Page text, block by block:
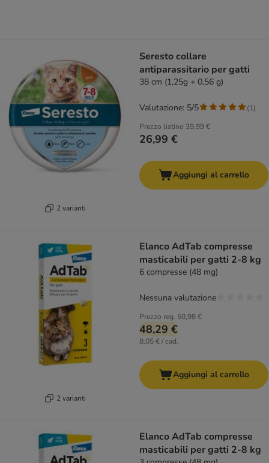
2 varianti
Seresto collare
antiparassitario per gatti
38 cm (1,25g + 0,56 g)
Prezzo listino 39,99 €
26,99 €
Valutazione: 5/5 (1)
Aggiungi al carrello
2 varianti
Elanco AdTab compresse
masticabili per gatti 2-8 kg
6 compresse (48 mg)
Prezzo reg. 50,98 €
48,29 €
8,05 € / cad.
Nessuna valutazione
Aggiungi al carrello
Elanco AdTab compresse
masticabili per gatti 2-8 kg